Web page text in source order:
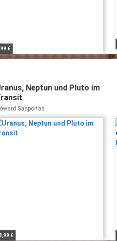
€
Neptun und Pluto im
Sasportas
€